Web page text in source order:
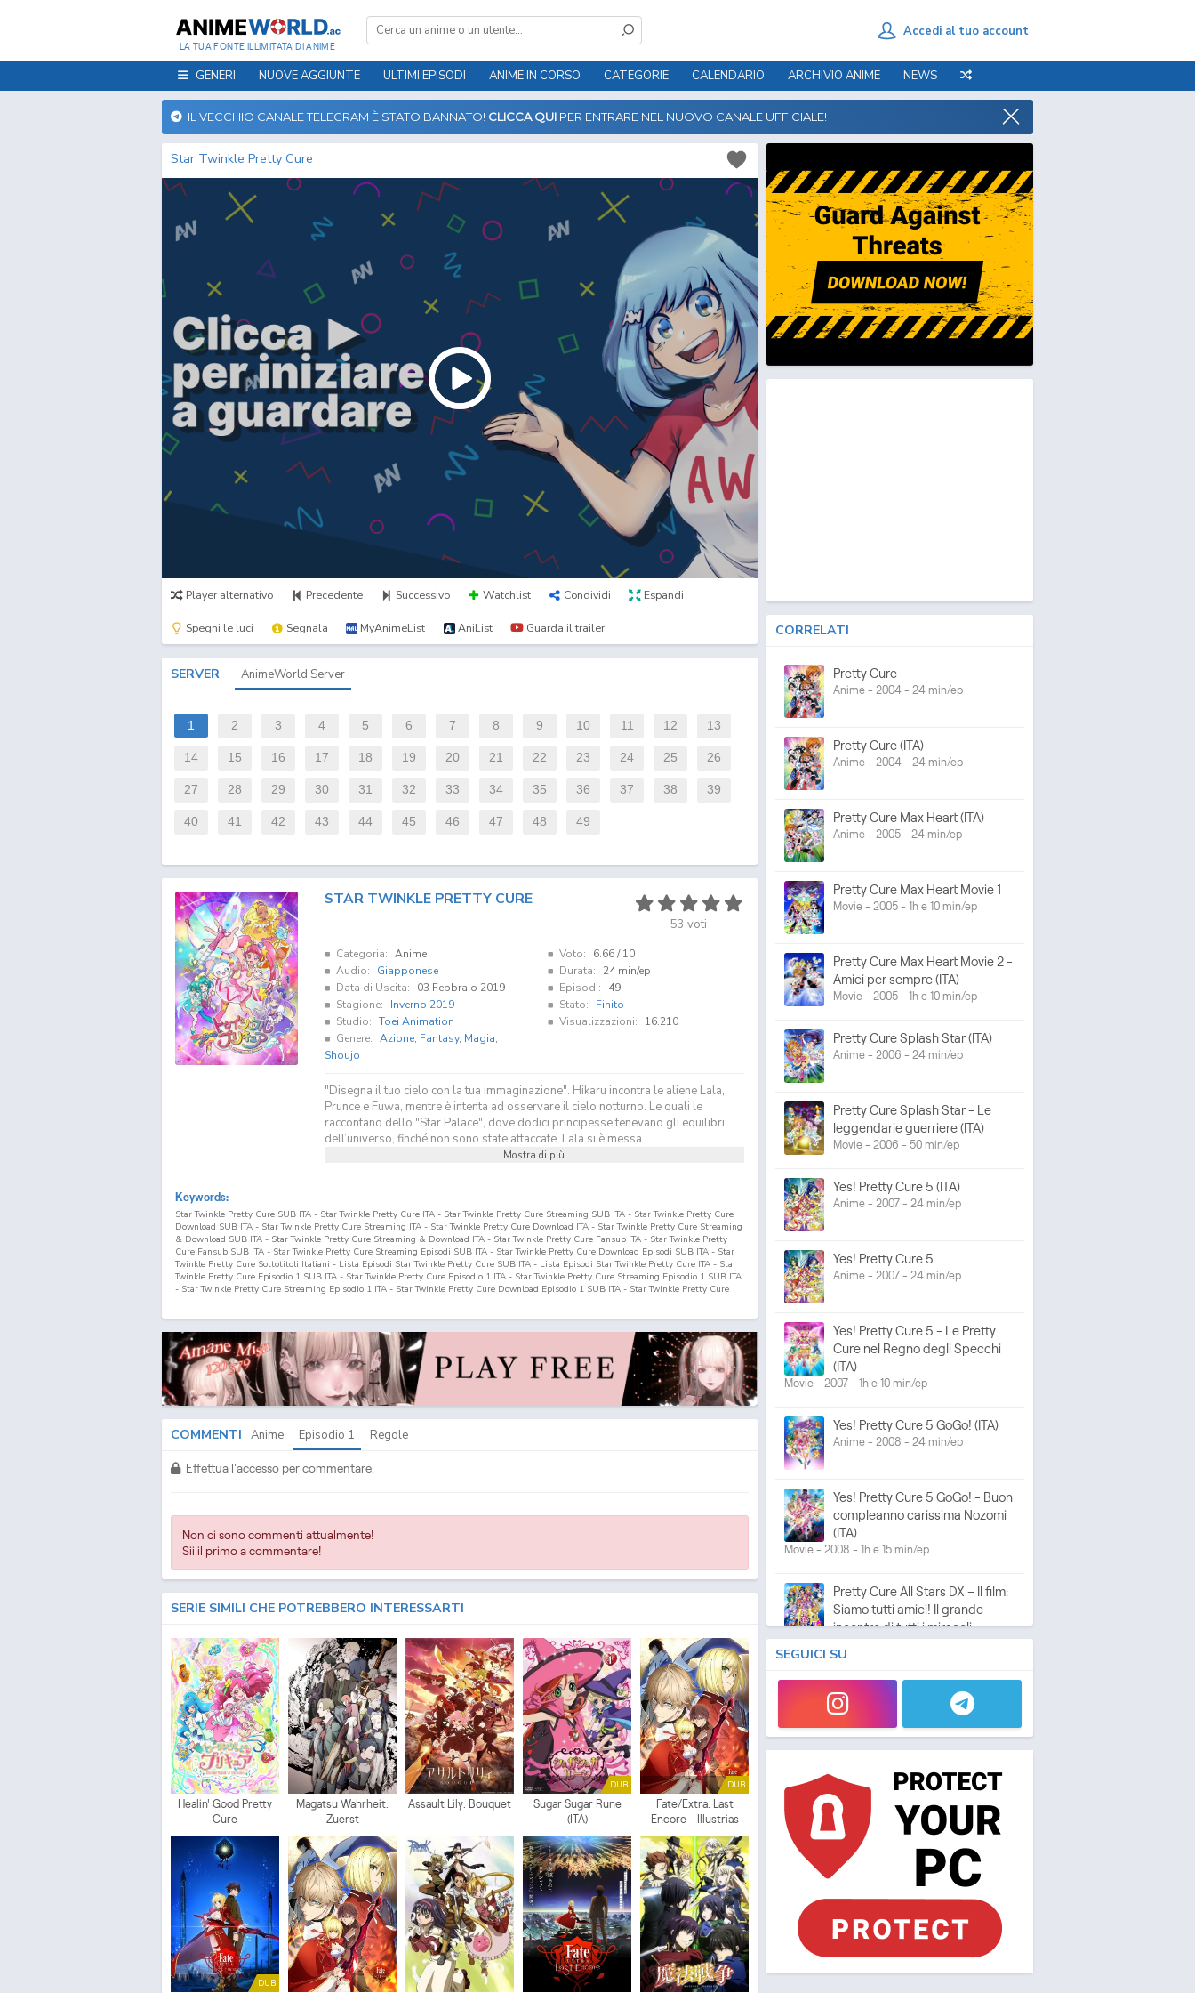
LA TUA FONTE ILLIMITATA DI ANIME
Accedi al tuo account
GENERI NUOVE AGGIUNTE ULTIMI EPISODI ANIME IN CORSO CATEGORIE CALENDARIO ARCHIVIO ANIME NEWS
IL VECCHIO CANALE TELEGRAM È STATO BANNATO! CLICCA QUI PER ENTRARE NEL NUOVO CANALE UFFICIALE!
Star Twinkle Pretty Cure
Player alternativo Precedente Successivo Watchlist Condividi Espandi
Spegni le luci Segnala MyAnimeList AniList Guarda il trailer
SERVER AnimeWorld Server
1 2 3 4 5 6 7 8 9 10 11 12 13
14 15 16 17 18 19 20 21 22 23 24 25 26
27 28 29 30 31 32 33 34 35 36 37 38 39
40 41 42 43 44 45 46 47 48 49
STAR TWINKLE PRETTY CURE
53 voti
Categoria: Anime
Audio:
Giapponese
Data di Uscita:
03 Febbraio 2019
Stagione:
Inverno 2019
Studio: Toei Animation
Genere: Azione, Fantasy, Magia,
Shoujo
Voto: 6.66/ 10
Durata:
24 min/ep
Episodi:
49
Stato:
Finito
Visualizzazioni:
16.210
"Disegna il tuo cielo con la tua immaginazione". Hikaru incontra le aliene Lala,
Prunce e Fuwa, mentre è intenta ad osservare il cielo notturno. Le quali le
raccontano dello "Star Palace", dove dodici principesse tenevano gli equilibri
dell’universo, finché non sono state attaccate. Lala si è messa ...
Mostra di più
Keywords:
Star Twinkle Pretty Cure SUB ITA - Star Twinkle Pretty Cure ITA - Star Twinkle Pretty Cure Streaming SUB ITA - Star Twinkle Pretty Cure
Download SUB ITA - Star Twinkle Pretty Cure Streaming ITA - Star Twinkle Pretty Cure Download ITA - Star Twinkle Pretty Cure Streaming
& Download SUB ITA - Star Twinkle Pretty Cure Streaming & Download ITA - Star Twinkle Pretty Cure Fansub ITA - Star Twinkle Pretty
Cure Fansub SUB ITA - Star Twinkle Pretty Cure Streaming Episodi SUB ITA - Star Twinkle Pretty Cure Download Episodi SUB ITA - Star
Twinkle Pretty Cure Sottotitoli Italiani - Lista Episodi Star Twinkle Pretty Cure SUB ITA - Lista Episodi Star Twinkle Pretty Cure ITA - Star
Twinkle Pretty Cure Episodio 1 SUB ITA - Star Twinkle Pretty Cure Episodio 1 ITA - Star Twinkle Pretty Cure Streaming Episodio 1 SUB ITA
- Star Twinkle Pretty Cure Streaming Episodio 1 ITA - Star Twinkle Pretty Cure Download Episodio 1 SUB ITA - Star Twinkle Pretty Cure
Star☆Twinkle Precure Fansub SUB ITA - Star☆Twinkle Precure Streaming Episodi SUB ITA - Star☆Twinkle Precure Download Episodi SUB
ITA - Star☆Twinkle Precure Sottotitoli Italiani - Lista Episodi Star☆Twinkle Precure SUB ITA - Lista Episodi Star☆Twinkle Precure ITA -
Star☆Twinkle Precure Episodio1SUB ITA - Star☆Twinkle Precure Episodio 1ITA - Star☆Twinkle Precure Streaming Episodio1 SUB ITA -
Star☆Twinkle Precure Streaming Episodio
ITA - Star☆Twinkle Precure Download Episodio 1SUB ITA - Star☆Twinkle Precure Download
Episodio1ITA
COMMENTI Anime Episodio 1 Regole
Effettua l'accesso per commentare.
Non ci sono commenti attualmente!
Sii il primo a commentare!
SERIE SIMILI CHE POTREBBERO INTERESSARTI
Healin' Good Pretty
Cure
Magatsu Wahrheit:
Zuerst
Assault Lily: Bouquet
DUB
Sugar Sugar Rune
(ITA)
DUB
Fate/Extra: Last
Encore - Illustrias
Tendousetsu (ITA)
DUB
CORRELATI
Pretty Cure
Anime - 2004 - 24 min/ep
Pretty Cure (ITA)
Anime - 2004 - 24 min/ep
Pretty Cure Max Heart (ITA)
Anime - 2005 - 24 min/ep
Pretty Cure Max Heart Movie 1
Movie - 2005 - 1h e 10 min/ep
Pretty Cure Max Heart Movie 2 -
Amici per sempre (ITA)
Movie - 2005 - 1h e 10 min/ep
Pretty Cure Splash Star (ITA)
Anime - 2006 - 24 min/ep
Pretty Cure Splash Star - Le
leggendarie guerriere (ITA)
Movie - 2006 - 50 min/ep
Yes! Pretty Cure 5 (ITA)
Anime - 2007 - 24 min/ep
Yes! Pretty Cure 5
Anime - 2007 - 24 min/ep
Yes! Pretty Cure 5 - Le Pretty
Cure nel Regno degli Specchi
(ITA)
Movie - 2007 - 1h e 10 min/ep
Yes! Pretty Cure 5 GoGo! (ITA)
Anime - 2008 - 24 min/ep
Yes! Pretty Cure 5 GoGo! - Buon
compleanno carissima Nozomi
(ITA)
Movie - 2008 - 1h e 15 min/ep
Pretty Cure All Stars DX – Il film:
Siamo tutti amici! Il grande
incontro di tutti i miracoli
Fresh Pretty Cure! (ITA)
Anime - 2009 - 24 min/ep
Cure nel Regno dei Giocattoli
(ITA)
Movie - 2009 - 1h e 10 min/ep
Pretty Cure All Stars DX – Il film
2: Luce della speranza ☆
Proteggi il Rainbow Jewel!
Movie - 2010 - 1h e 10 min/ep
Heartcatch Pretty Cure! (ITA)
SEGUICI SU